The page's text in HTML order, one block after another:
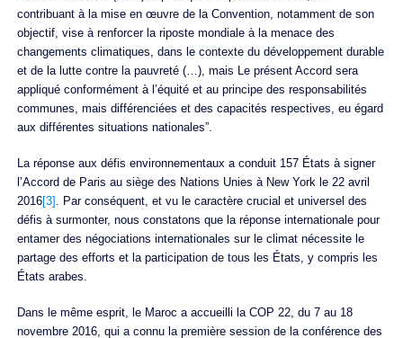
contribuant à la mise en œuvre de la Convention, notamment de son
objectif, vise à renforcer la riposte mondiale à la menace des
changements climatiques, dans le contexte du développement durable
et de la lutte contre la pauvreté (…), mais Le présent Accord sera
appliqué conformément à l’équité et au principe des responsabilités
communes, mais différenciées et des capacités respectives, eu égard
aux différentes situations nationales”.
La réponse aux défis environnementaux a conduit 157 États à signer
l’Accord de Paris au siège des Nations Unies à New York le 22 avril
2016[3] . Par conséquent, et vu le caractère crucial et universel des
défis à surmonter, nous constatons que la réponse internationale pour
entamer des négociations internationales sur le climat nécessite le
partage des efforts et la participation de tous les États, y compris les
États arabes.
Dans le même esprit, le Maroc a accueilli la COP 22, du 7 au 18
novembre 2016, qui a connu la première session de la conférence des